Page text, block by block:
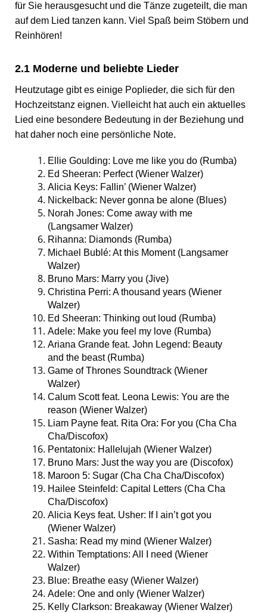
für Sie herausgesucht und die Tänze zugeteilt, die man
auf dem Lied tanzen kann. Viel Spaß beim Stöbern und
Reinhören!
2.1 Moderne und beliebte Lieder
Heutzutage gibt es einige Poplieder, die sich für den
Hochzeitstanz eignen. Vielleicht hat auch ein aktuelles
Lied eine besondere Bedeutung in der Beziehung und
hat daher noch eine persönliche Note.
Ellie Goulding: Love me like you do (Rumba)
Ed Sheeran: Perfect (Wiener Walzer)
Alicia Keys: Fallin’ (Wiener Walzer)
Nickelback: Never gonna be alone (Blues)
Norah Jones: Come away with me
(Langsamer Walzer)
Rihanna: Diamonds (Rumba)
Michael Bublé: At this Moment (Langsamer
Walzer)
Bruno Mars: Marry you (Jive)
Christina Perri: A thousand years (Wiener
Walzer)
Ed Sheeran: Thinking out loud (Rumba)
Adele: Make you feel my love (Rumba)
Ariana Grande feat. John Legend: Beauty
and the beast (Rumba)
Game of Thrones Soundtrack (Wiener
Walzer)
Calum Scott feat. Leona Lewis: You are the
reason (Wiener Walzer)
Liam Payne feat. Rita Ora: For you (Cha Cha
Cha/Discofox)
Pentatonix: Hallelujah (Wiener Walzer)
Bruno Mars: Just the way you are (Discofox)
Maroon 5: Sugar (Cha Cha Cha/Discofox)
Hailee Steinfeld: Capital Letters (Cha Cha
Cha/Discofox)
Alicia Keys feat. Usher: If I ain’t got you
(Wiener Walzer)
Sasha: Read my mind (Wiener Walzer)
Within Temptations: All I need (Wiener
Walzer)
Blue: Breathe easy (Wiener Walzer)
Adele: One and only (Wiener Walzer)
Kelly Clarkson: Breakaway (Wiener Walzer)